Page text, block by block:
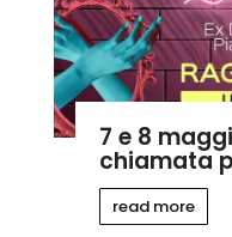
7 e 8
chiamata
read more